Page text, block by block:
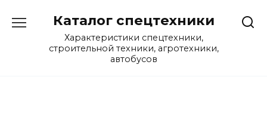
содержанию
Каталог спецтехники
Характеристики спецтехники,
строительной техники, агротехники,
автобусов